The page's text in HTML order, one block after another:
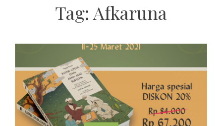
Tag: Afkaruna